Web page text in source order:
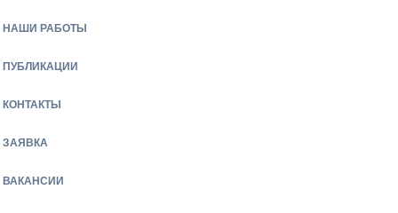
НАШИ РАБОТЫ
ПУБЛИКАЦИИ
КОНТАКТЫ
ЗАЯВКА
ВАКАНСИИ